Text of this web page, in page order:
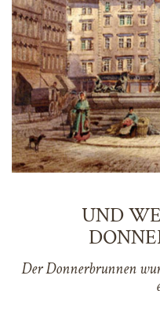
UND
Der Donnerbrunnen